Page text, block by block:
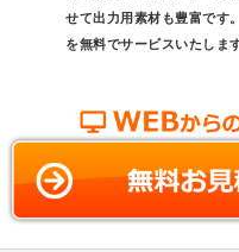
せて出力用素材も豊富です
を無料でサービスいたしま